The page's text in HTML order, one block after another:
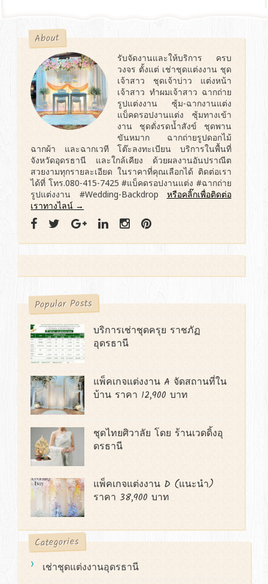
About
รับจัดงานและให้บริการ ครบ
วงจร ตั้งแต่ เช่าชุดแต่งงาน ชุด
เจ้าสาว ชุดเจ้าบ่าว แต่งหน้า
เจ้าสาว ทำผมเจ้าสาว ฉากถ่าย
รูปแต่งงาน ซุ้ม-ฉากงานแต่ง
แบ็คดรอปงานแต่ง ซุ้มทางเข้า
งาน ชุดตั่งรดน้ำสังข์ ชุดพาน
ขันหมาก ฉากถ่ายรูปดอกไม้
ฉากผ้า และฉากเวที โต๊ะลงทะเบียน บริการในพื้นที่
จังหวัดอุดรธานี และใกล้เคียง ด้วยผลงานอันปราณีต
สวยงามทุกรายละเอียด ในราคาที่คุณเลือกได้ ติดต่อเรา
ได้ที่ โทร.080-415-7425 #แบ็คดรอปงานแต่ง #ฉากถ่าย
รูปแต่งงาน #Wedding-Backdrop หรือคลิ๊กเพื่อติดต่อ
เราทางไลน์ →
Popular Posts
บริการเช่าชุดครุย ราชภัฏ
อุดรธานี
แพ็คเกจแต่งงาน A จัดสถานที่ใน
บ้าน ราคา 12,900 บาท
ชุดไทยศิวาลัย โดย ร้านเวดดิ้งอุ
ดรธานี
แพ็คเกจแต่งงาน D (แนะนำ)
ราคา 38,900 บาท
Categories
เช่าชุดแต่งงานอุดรธานี